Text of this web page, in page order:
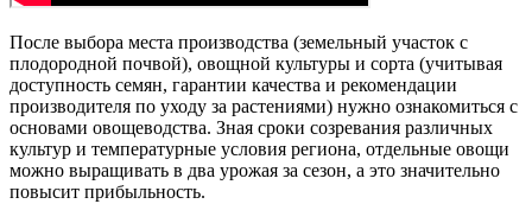
После выбора места производства (земельный участок с
плодородной почвой), овощной культуры и сорта (учитывая
доступность семян, гарантии качества и рекомендации
производителя по уходу за растениями) нужно ознакомиться с
основами овощеводства. Зная сроки созревания различных
культур и температурные условия региона, отдельные овощи
можно выращивать в два урожая за сезон, а это значительно
повысит прибыльность.